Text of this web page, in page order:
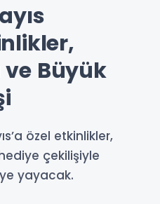
ve Büyük
özel etkinlikler,
çekilişiyle
yayacak.